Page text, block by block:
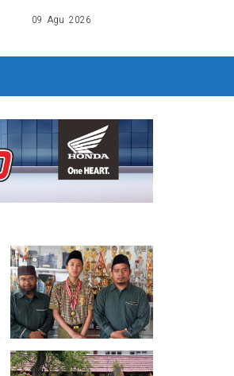
09 Agu 2026